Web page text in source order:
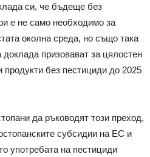
си, че бъдеще без
е не само необходимо за
околна среда, но също така
призовават за цялостен
продукти без пестициди до 2025
да ръководят този преход,
субсидии на ЕС и
употребата на пестициди